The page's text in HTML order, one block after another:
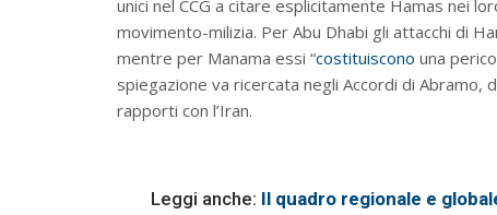
unici nel CCG a citare esplicitamente Hamas nei
movimento-milizia. Per Abu Dhabi gli attacchi di
mentre per Manama essi “costituiscono una
spiegazione va ricercata negli Accordi di
rapporti con l’Iran.
Leggi anche: Il quadro regionale e